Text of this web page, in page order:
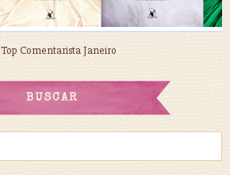
Top Comentarista Janeiro
BUSCAR